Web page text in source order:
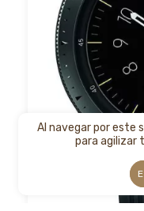
Al navegar por este
para agilizar